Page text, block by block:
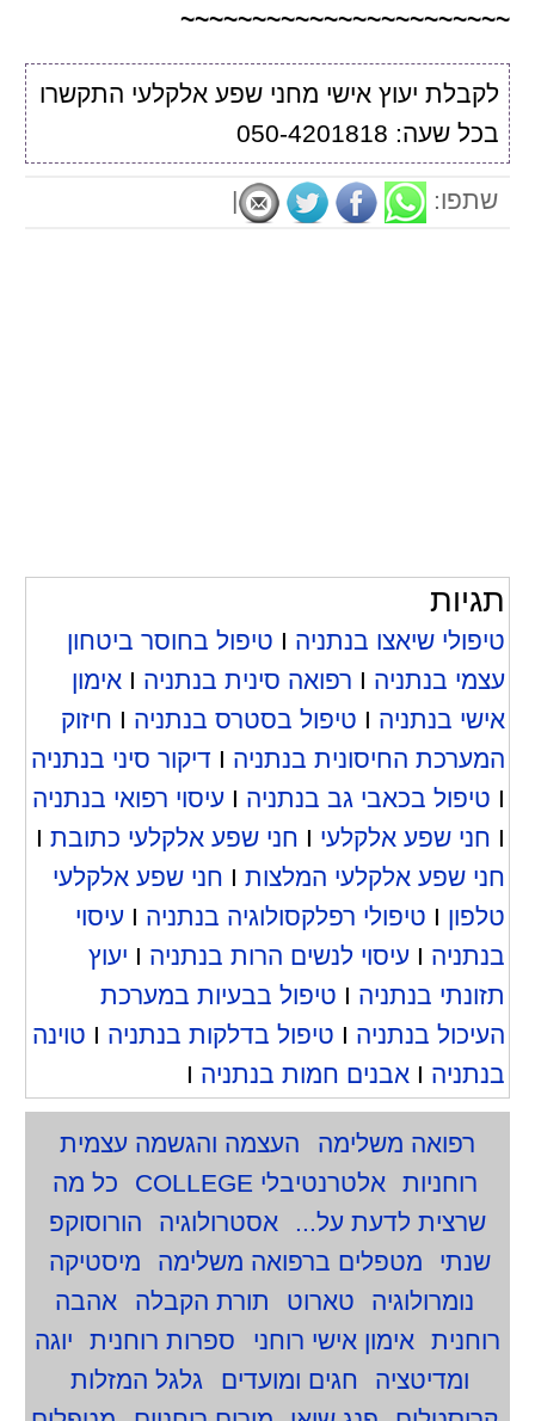
~~~~~~~~~~~~~~~~~~~~~~~
לקבלת יעוץ אישי מחני שפע אלקלעי התקשרו
בכל שעה: 050-4201818
שתפו: |
תגיות
טיפולי שיאצו בנתניה
טיפול בחוסר ביטחון
עצמי בנתניה
רפואה סינית בנתניה
אימון
אישי בנתניה
טיפול בסטרס בנתניה
חיזוק
המערכת החיסונית בנתניה
דיקור סיני בנתניה
I טיפול בכאבי גב בנתניה
עיסוי רפואי בנתניה
I חני שפע אלקלעי חני שפע אלקלעי כתובתI
חני שפע אלקלעי המלצותI
חני שפע אלקלעי
טלפון
טיפולי רפלקסולוגיה בנתניה
עיסוי
בנתניה
עיסוי לנשים הרות בנתניה
יעוץ
תזונתי בנתניה
טיפול בבעיות במערכת
העיכול בנתניה
טיפול בדלקות בנתניה
טוינה
בנתניה
אבנים חמות בנתניה
רפואה משלימה
העצמה והגשמה עצמית
רוחניות
אלטרנטיבלי COLLEGE
כל מה
שרצית לדעת על...
אסטרולוגיה
הורוסוקפ
שנתי
מטפלים ברפואה משלימה
מיסטיקה
נומרולוגיה
טארוט תורת הקבלה
אהבה
רוחנית
אימון אישי רוחני ספרות רוחנית
יוגה
ומדיטציה
חגים ומועדים
גלגל המזלות